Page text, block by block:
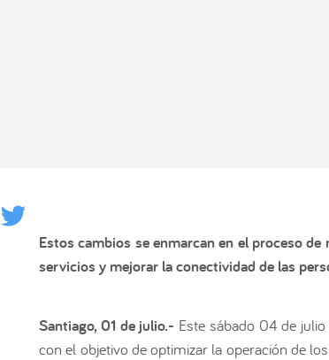
Facebook
Estos cambios se enmarcan en el proceso
servicios y mejorar la conectividad de las
Santiago, 01 de julio.- Este sábado 04 de
con el objetivo de optimizar la operación de